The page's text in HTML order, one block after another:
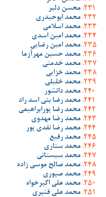
محسن دلیر
محمد ابوحیدری
محمد اسلامی
محمد امین اسدی
محمد امین رضایی
محمد حسین مهرآزما
محمد خدمتی
محمد خزایی
محمد خلیلی
محمد دانشور
محمد رضا بنی اسد راد
محمد رضا پورابراهیمی
محمد رضا مهدوی
محمد رضا نقدی پور
محمد رفیع
محمد ستاری
محمد سیستانی
محمد صالح موسی زاده
محمد صبوری
محمد علی اکبرخواه
محمد علی قنبری